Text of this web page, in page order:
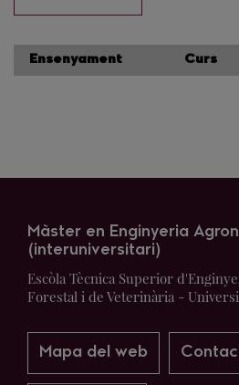
Ensenyament Curs
Màster en Enginyeria
(interuniversitari)
Escòla Tècnica Superior
Forestal i de Veterinària -
Mapa del web